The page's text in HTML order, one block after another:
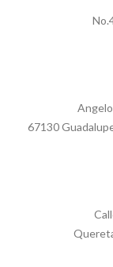
67130